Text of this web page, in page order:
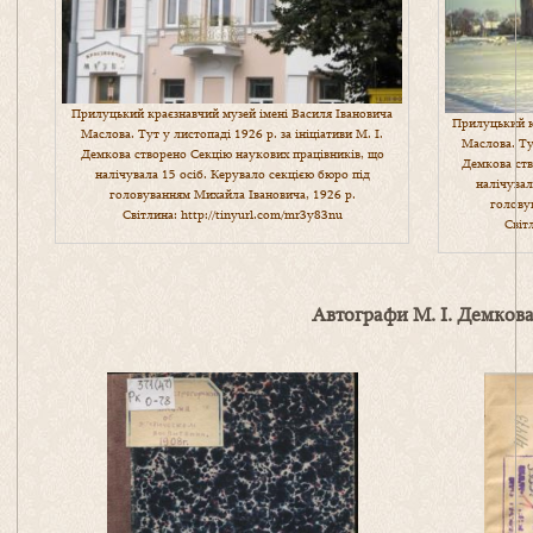
Прилуцький краєзнавчий музей імені Василя Івановича
Маслова. Тут у листопаді 1926 р. за ініціативи М. І.
Демкова створено Секцію наукових працівників, що
налічувала 15 осіб. Керувало секцією бюро під
головуванням Михайла Івановича, 1926 р.
Світлина: http://tinyurl.com/mr3y83nu
Прилуцький
Маслова.
Демкова
Автографи М. І. Демкова